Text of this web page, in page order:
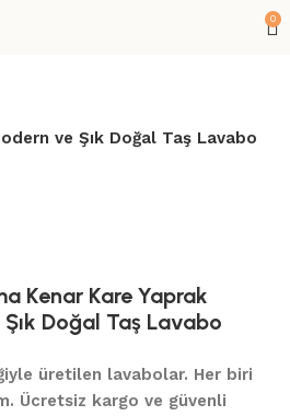
0
ve Şık Doğal Taş Lavabo
Kenar Kare Yaprak
Doğal Taş Lavabo
üretilen lavabolar. Her biri
Ücretsiz kargo ve güvenli